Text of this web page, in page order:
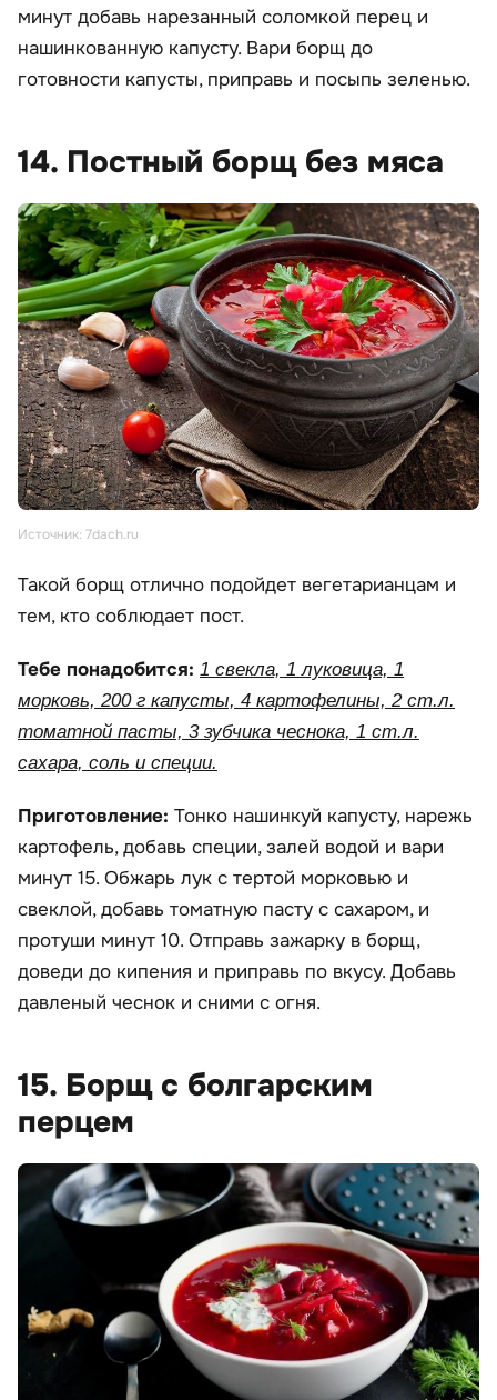
минут добавь нарезанный соломкой перец и
нашинкованную капусту. Вари борщ до
готовности капусты, приправь и посыпь зеленью.
14. Постный борщ без мяса
Источник: 7dach.ru
Такой борщ отлично подойдет вегетарианцам и
тем, кто соблюдает пост.
Тебе понадобится: 1 свекла, 1 луковица, 1
морковь, 200 г капусты, 4 картофелины, 2 ст.л.
томатной пасты, 3 зубчика чеснока, 1 ст.л.
сахара, соль и специи.
Приготовление: Тонко нашинкуй капусту, нарежь
картофель, добавь специи, залей водой и вари
минут 15. Обжарь лук с тертой морковью и
свеклой, добавь томатную пасту с сахаром, и
протуши минут 10. Отправь зажарку в борщ,
доведи до кипения и приправь по вкусу. Добавь
давленый чеснок и сними с огня.
15. Борщ с болгарским
перцем